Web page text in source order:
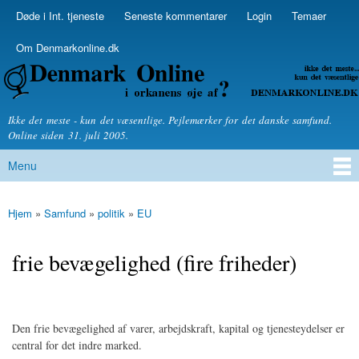
Skip to
Secondary menu
Døde i Int. tjeneste Seneste kommentarer Login Temaer
Om Denmarkonline.dk
Denmarkonline.dk - blognyheder om politik
Ikke det meste - kun det væsentlige. Pejlemærker for det danske samfund.
Online siden 31. juli 2005.
Main menu
Menu
You are here
Hjem » Samfund » politik » EU
frie bevægelighed (fire friheder)
Den frie bevægelighed af varer, arbejdskraft, kapital og tjenesteydelser er
central for det indre marked.